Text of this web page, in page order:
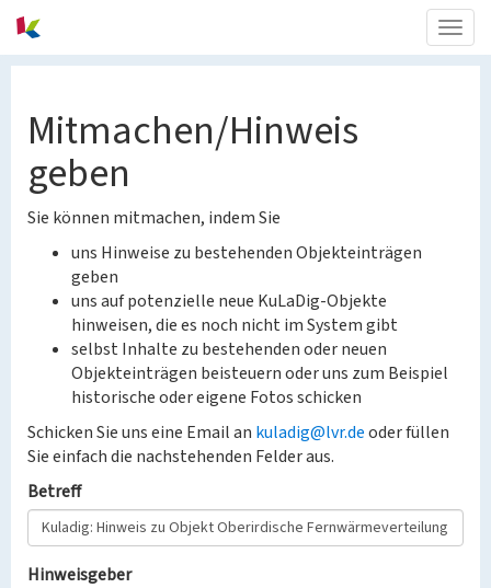
Mitmachen/Hinweis
geben
Sie können mitmachen, indem Sie
uns Hinweise zu bestehenden Objekteinträgen
geben
uns auf potenzielle neue KuLaDig-Objekte
hinweisen, die es noch nicht im System gibt
selbst Inhalte zu bestehenden oder neuen
Objekteinträgen beisteuern oder uns zum Beispiel
historische oder eigene Fotos schicken
Schicken Sie uns eine Email an kuladig@lvr.deoder füllen
Sie einfach die nachstehenden Felder aus.
Betreff
Hinweisgeber